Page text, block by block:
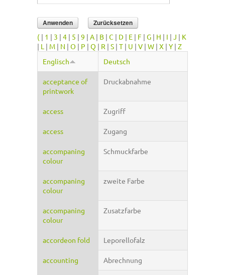
( | 1 | 3 | 4 | 5 | 9 | A | B | C | D | E | F | G | H | I | J | K
| L | M | N | O | P | Q | R | S | T | U | V | W | X | Y | Z
Englisch
Deutsch
acceptance of
printwork
Druckabnahme
access Zugriff
access Zugang
accompaning
colour
Schmuckfarbe
accompaning
colour
zweite Farbe
accompaning
colour
Zusatzfarbe
accordeon fold Leporellofalz
accounting Abrechnung